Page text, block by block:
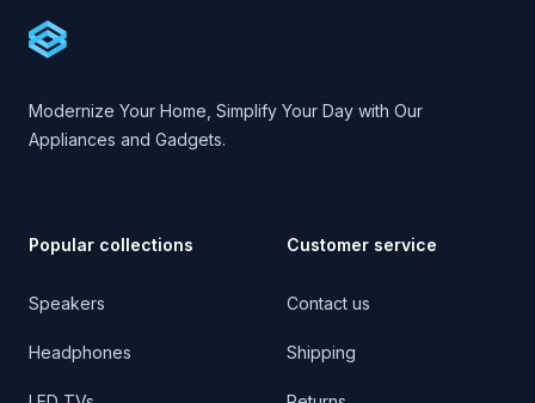
Cartify
Modernize Your Home, Simplify Your Day with Our
Appliances and Gadgets.
Popular collections
Speakers
Headphones
Customer service
Contact us
Shipping